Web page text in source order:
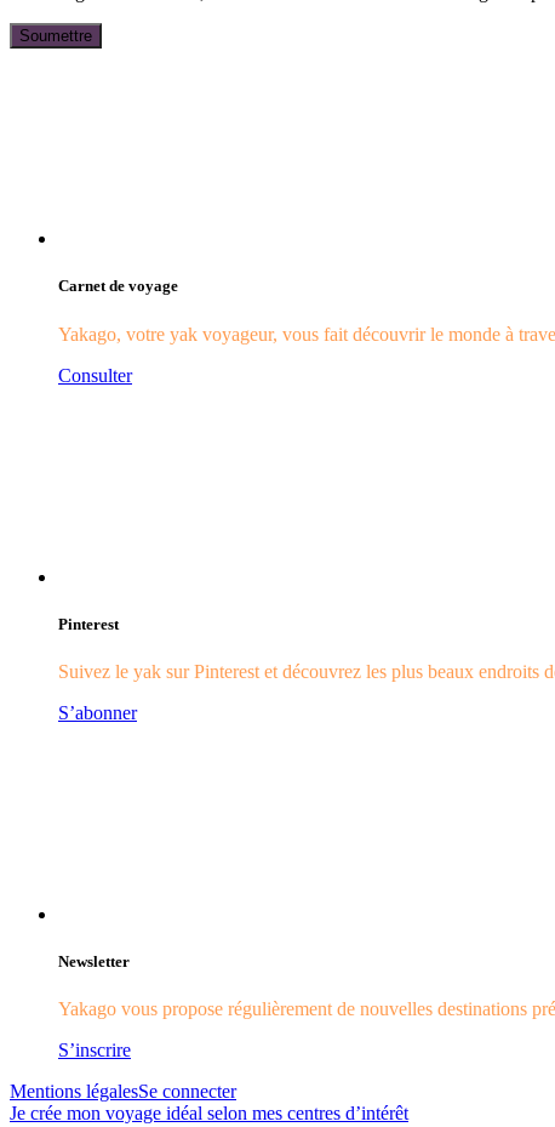
Carnet de voyage
Yakago, votre yak voyageur, vous fait découvrir le monde à
Consulter
Pinterest
Suivez le yak sur Pinterest et découvrez les plus beaux endroits
S’abonner
Newsletter
Yakago vous propose régulièrement de nouvelles destinations
S’inscrire
Mentions légalesSe connecter
Je crée mon voyage idéal selon mes centres d’intérêt